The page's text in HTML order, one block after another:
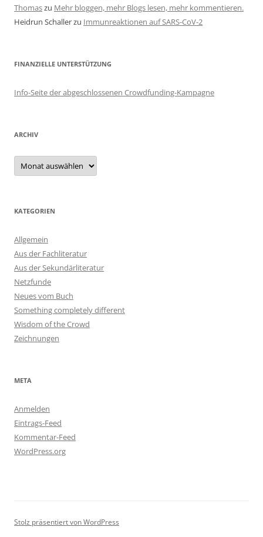
Thomaszu Mehr bloggen, mehr Blogs lesen, mehr kommentieren.
Heidrun Schallerzu Immunreaktionen auf SARS-CoV-2
FINANZIELLE UNTERSTÜTZUNG
Info-Seite der abgeschlossenen Crowdfunding-Kampagne
ARCHIV
Archiv
KATEGORIEN
Allgemein
Aus der Fachliteratur
Aus der Sekundärliteratur
Netzfunde
Neues vom Buch
Something completely different
Wisdom of the Crowd
Zeichnungen
META
Anmelden
Eintrags-Feed
Kommentar-Feed
WordPress.org
Stolz präsentiert von WordPress